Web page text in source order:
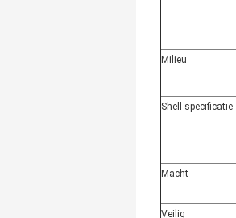
Milieu
Shell-specificatie
Macht
Veilig